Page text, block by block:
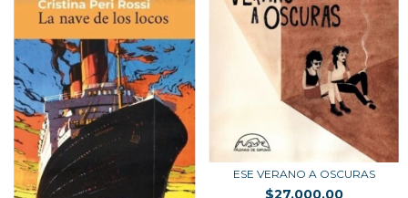
ESE VERANO A OSCURAS
$27.000,00